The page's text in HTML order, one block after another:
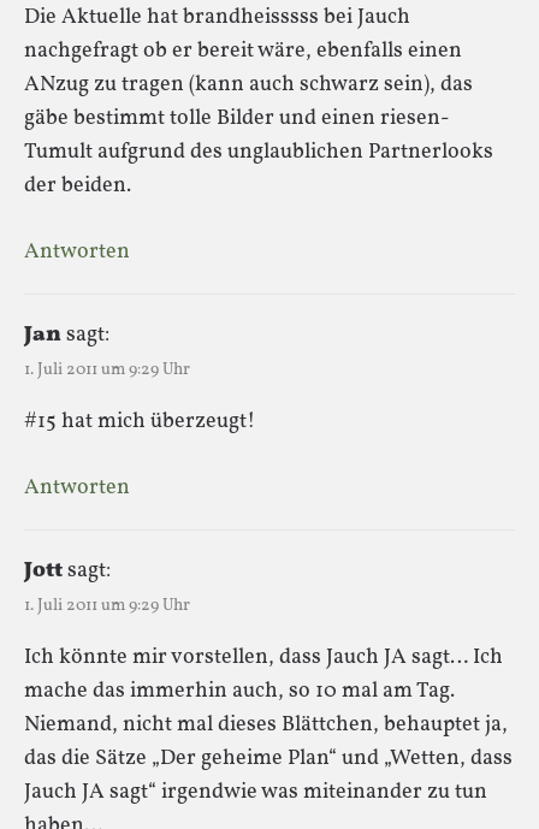
Die Aktuelle hat brandheisssss bei Jauch
nachgefragt ob er bereit wäre, ebenfalls einen
ANzug zu tragen (kann auch schwarz sein), das
gäbe bestimmt tolle Bilder und einen riesen-
Tumult aufgrund des unglaublichen Partnerlooks
der beiden.
Antworten
Jansagt:
1. Juli 2011 um 9:29 Uhr
#15 hat mich überzeugt!
Antworten
Jottsagt:
1. Juli 2011 um 9:29 Uhr
Ich könnte mir vorstellen, dass Jauch JA sagt… Ich
mache das immerhin auch, so 10 mal am Tag.
Niemand, nicht mal dieses Blättchen, behauptet ja,
das die Sätze „Der geheime Plan“ und „Wetten, dass
Jauch JA sagt“ irgendwie was miteinander zu tun